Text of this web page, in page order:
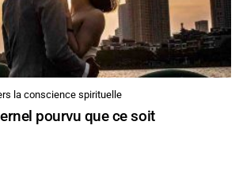
la conscience spirituelle
pourvu que ce soit